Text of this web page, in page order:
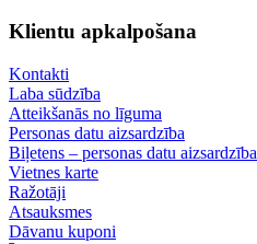
Klientu apkalpošana
Kontakti
Laba sūdzība
Atteikšanās no līguma
Personas datu aizsardzība
Biļetens – personas datu aizsardzība
Vietnes karte
Ražotāji
Atsauksmes
Dāvanu kuponi